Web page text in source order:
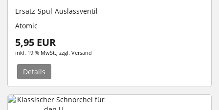
Ersatz-Spül-Auslassventil
Atomic
5,95 EUR
inkl. 19 % MwSt. , zzgl. Versand
Details